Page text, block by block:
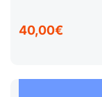
40,00€